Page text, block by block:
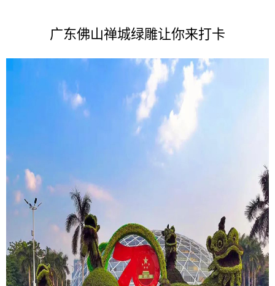
广东佛山禅城绿雕让你来打卡